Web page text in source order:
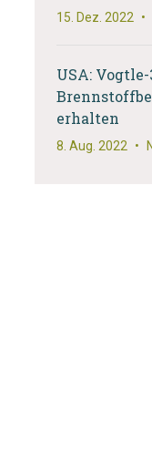
15. Dez. 2022 •
USA:
erhalten
8. Aug. 2022 •